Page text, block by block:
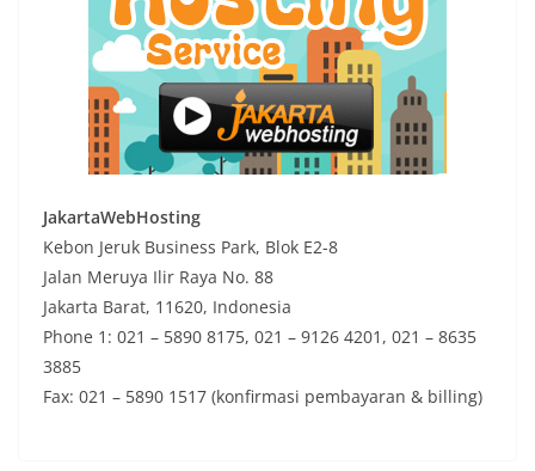
JakartaWebHosting
Kebon Jeruk Business Park, Blok E2-8
Jalan Meruya Ilir Raya No. 88
Jakarta Barat, 11620, Indonesia
Phone 1: 021 – 5890 8175, 021 – 9126 4201, 021 – 8635
3885
Fax: 021 – 5890 1517 (konfirmasi pembayaran & billing)